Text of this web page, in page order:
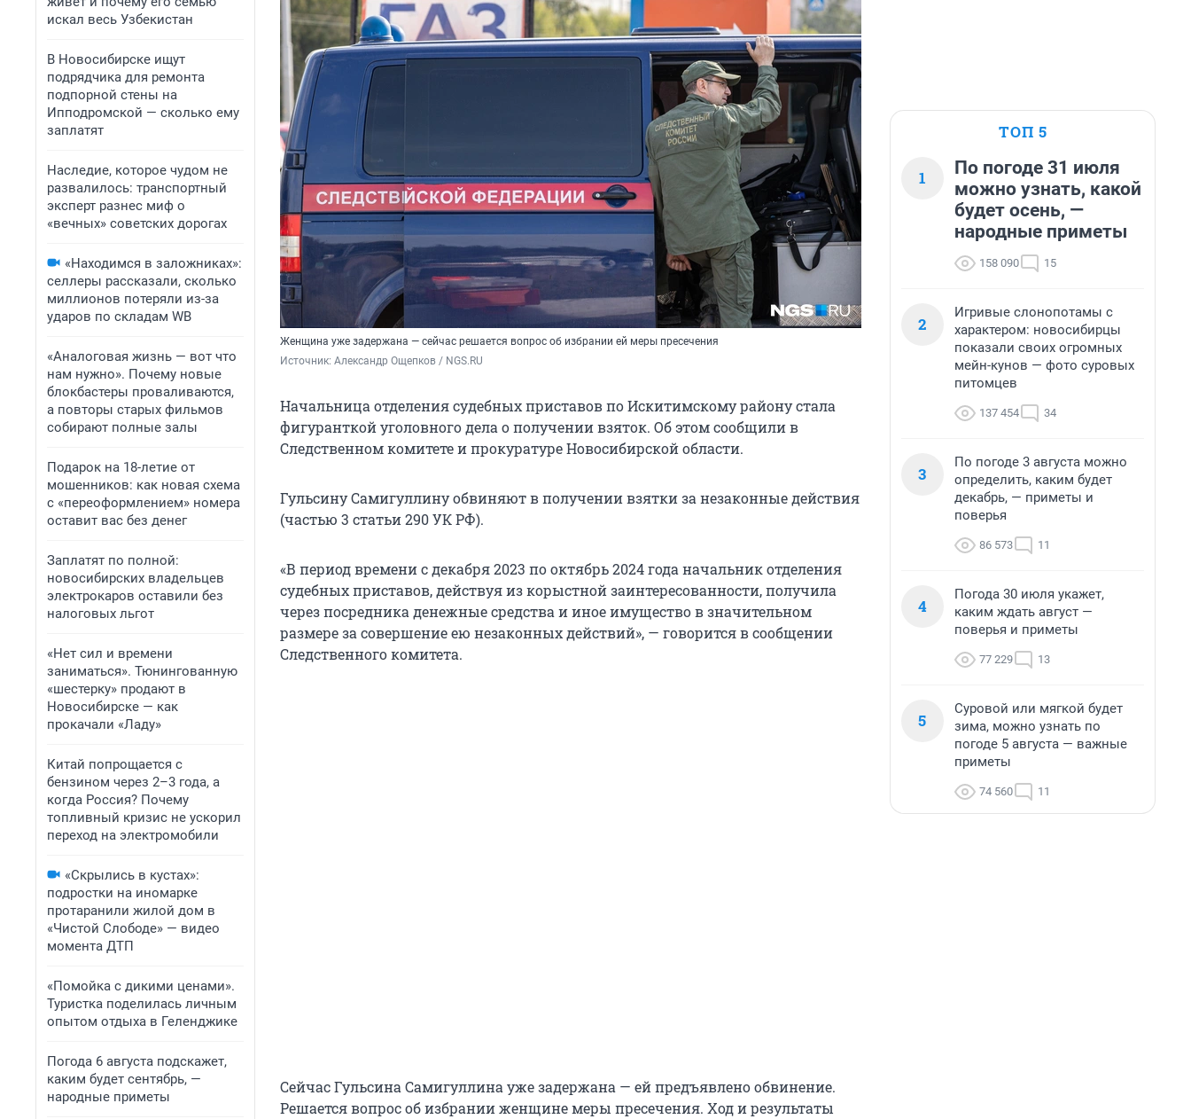
искал весь Узбекистан
В Новосибирске ищут
подрядчика для ремонта
подпорной стены на
Ипподромской — сколько ему
заплатят
Наследие, которое чудом не
развалилось: транспортный
эксперт разнес миф о
«вечных» советских дорогах
«Находимся в заложниках»:
селлеры рассказали, сколько
миллионов потеряли из-за
ударов по складам WB
«Аналоговая жизнь — вот что
нам нужно». Почему новые
блокбастеры проваливаются,
а повторы старых фильмов
собирают полные залы
Подарок на 18-летие от
мошенников: как новая схема
с «переоформлением» номера
оставит вас без денег
Заплатят по полной:
новосибирских владельцев
электрокаров оставили без
налоговых льгот
«Нет сил и времени
заниматься». Тюнингованную
«шестерку» продают в
Новосибирске — как
прокачали «Ладу»
Китай попрощается с
бензином через 2–3 года, а
когда Россия? Почему
топливный кризис не ускорил
переход на электромобили
«Скрылись в кустах»:
подростки на иномарке
протаранили жилой дом в
«Чистой Слободе» — видео
момента ДТП
«Помойка с дикими ценами».
Туристка поделилась личным
опытом отдыха в Геленджике
Погода 6 августа подскажет,
каким будет сентябрь, —
народные приметы
Женщина уже задержана — сейчас решается вопрос об избрании ей меры пресечения
Источник: Александр Ощепков / NGS.RU
Начальница отделения судебных приставов по Искитимскому району стала
фигуранткой уголовного дела о получении взяток. Об этом сообщили в
Следственном комитете и прокуратуре Новосибирской области.
Гульсину Самигуллину обвиняют в получении взятки за незаконные действия
(частью 3 статьи 290 УК РФ).
«В период времени с декабря 2023 по октябрь 2024 года начальник отделения
судебных приставов, действуя из корыстной заинтересованности, получила
через посредника денежные средства и иное имущество в значительном
размере за совершение ею незаконных действий», — говорится в сообщении
Следственного комитета.
Сейчас Гульсина Самигуллина уже задержана — ей предъявлено обвинение.
Решается вопрос об избрании женщине меры пресечения. Ход и результаты
ТОП 5
1
По погоде 31 июля
можно узнать, какой
будет осень, —
народные приметы
158 090 15
2
Игривые слонопотамы с
характером: новосибирцы
показали своих огромных
мейн-кунов — фото суровых
питомцев
137 454 34
3
По погоде 3 августа можно
определить, каким будет
декабрь, — приметы и
поверья
86 573 11
4
Погода 30 июля укажет,
каким ждать август —
поверья и приметы
77 229 13
5
Суровой или мягкой будет
зима, можно узнать по
погоде 5 августа — важные
приметы
74 560 11